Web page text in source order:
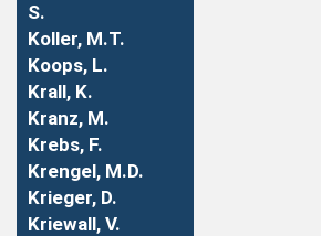
S.
Koller, M.T.
Koops, L.
Krall, K.
Kranz, M.
Krebs, F.
Krengel, M.D.
Krieger, D.
Kriewall, V.